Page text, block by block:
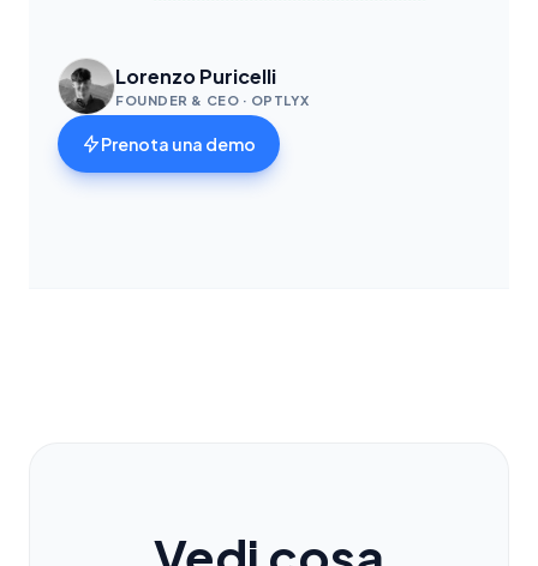
Lorenzo Puricelli
FOUNDER & CEO · OPTLYX
Prenota una demo